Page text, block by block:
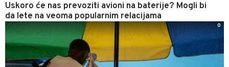
Uskoro će nas prevoziti avioni na baterije? Mogli bi
da lete na veoma popularnim relacijama
0